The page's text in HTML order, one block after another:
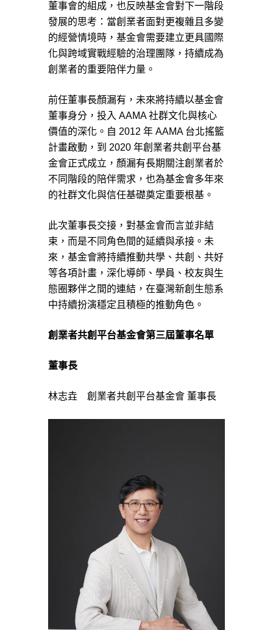
董事會的組成，也反映基金會對下一階段
發展的思考：當創業者面對更複雜且多變
的經營情境時，基金會需要建立更具國際
化與跨域實戰經驗的治理團隊，持續成為
創業者的重要陪伴力量。
前任董事長顏漏有，未來將持續以基金會
董事身分，投入 AAMA 社群文化與核心
價值的深化。自 2012 年 AAMA 台北搖籃
計畫啟動，到 2020 年創業者共創平台基
金會正式成立，顏漏有長期關注創業者於
不同階段的陪伴需求，也為基金會多年來
的社群文化與信任基礎奠定重要根基。
此次董事長交接，對基金會而言並非結
束，而是不同角色間的延續與承接。未
來，基金會將持續推動共學、共創、共好
等各項計畫，深化導師、學員、校友與生
態圈夥伴之間的連結，在臺灣新創生態系
中持續扮演穩定且積極的推動角色。
創業者共創平台基金會第三屆董事名單
董事長
林志垚 創業者共創平台基金會 董事長